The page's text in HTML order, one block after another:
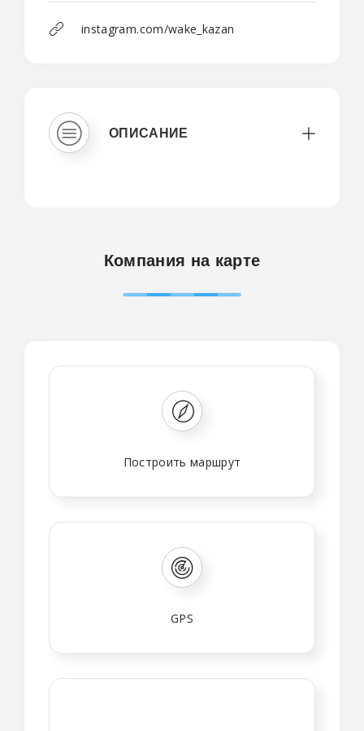
instagram.com/wake_kazan
ОПИСАНИЕ
Компания на карте
Построить маршрут
GPS